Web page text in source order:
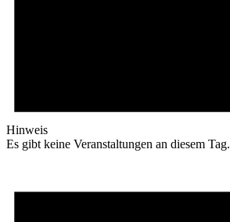
Hinweis
Es gibt keine Veranstaltungen an diesem Tag.